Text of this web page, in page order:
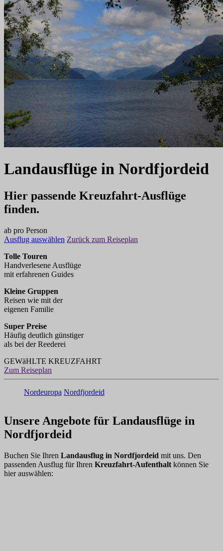
Landausflüge in Nordfjordeid
Hier passende Kreuzfahrt-Ausflüge
finden.
ab pro Person
Ausflug auswählen Zurück zum Reiseplan
Tolle Touren
Handverlesene Ausflüge
mit erfahrenen Guides
Kleine Gruppen
Reisen wie mit der
eigenen Familie
Super Preise
Häufig deutlich günstiger
als bei der Reederei
GEWäHLTE KREUZFAHRT
Zum Reiseplan
Nordeuropa Nordfjordeid
Unsere Angebote für Landausflüge in
Nordfjordeid
Buchen Sie Ihren Landausflug in Nordfjordeid mit uns. Den
passenden Ausflug für Ihren Kreuzfahrt-Aufenthalt können Sie
hier auswählen: